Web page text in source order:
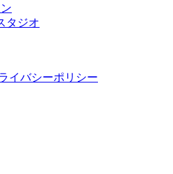
タジオ
イバシーポリシー